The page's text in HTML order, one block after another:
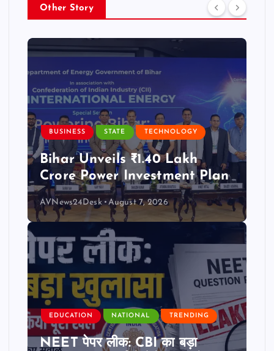
Other Story
BUSINESS STATE TECHNOLOGY
Bihar Unveils ₹1.40 Lakh
Crore Power Investment Plan
AVNews24Desk August 7, 2026
EDUCATION NATIONAL TRENDING
NEET पेपर लीक: CBI का बड़ा